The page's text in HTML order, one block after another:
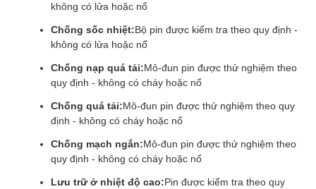
không có lửa hoặc nổ
Chống sốc nhiệt:Bộ pin được kiểm tra theo quy định -
không có lửa hoặc nổ
Chống nạp quá tải:Mô-đun pin được thử nghiệm theo
quy định - không có cháy hoặc nổ
Chống quá tải:Mô-đun pin được thử nghiệm theo quy
định - không có cháy hoặc nổ
Chống mạch ngắn:Mô-đun pin được thử nghiệm theo
quy định - không có cháy hoặc nổ
Lưu trữ ở nhiệt độ cao:Pin được kiểm tra theo quy